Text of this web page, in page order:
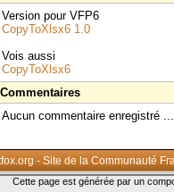
Version pour VFP6
CopyToXlsx6 1.0
Vois aussi
CopyToXlsx6
Commentaires
Aucun commentaire enregistré ...
- Site de la Communauté
Cette page est générée par un